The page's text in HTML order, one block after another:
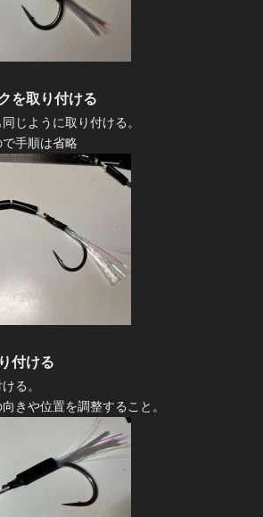
を取り付ける
じように取り付ける。
手順は省略
付ける
る。
きや位置を調整すること。